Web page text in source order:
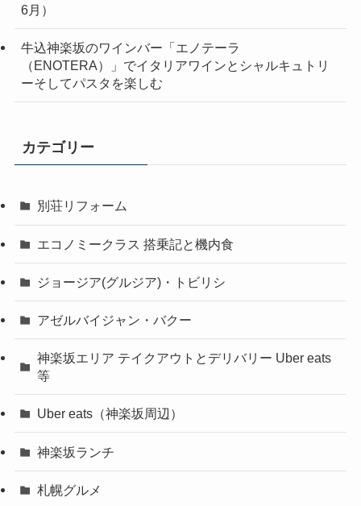
6月）
牛込神楽坂のワインバー「エノテーラ
（ENOTERA）」でイタリアワインとシャルキュトリ
ーそしてパスタを楽しむ
カテゴリー
別荘リフォーム
エコノミークラス 搭乗記と機内食
ジョージア(グルジア)・トビリシ
アゼルバイジャン・バクー
神楽坂エリア テイクアウトとデリバリー Uber eats
等
Uber eats（神楽坂周辺）
神楽坂ランチ
札幌グルメ